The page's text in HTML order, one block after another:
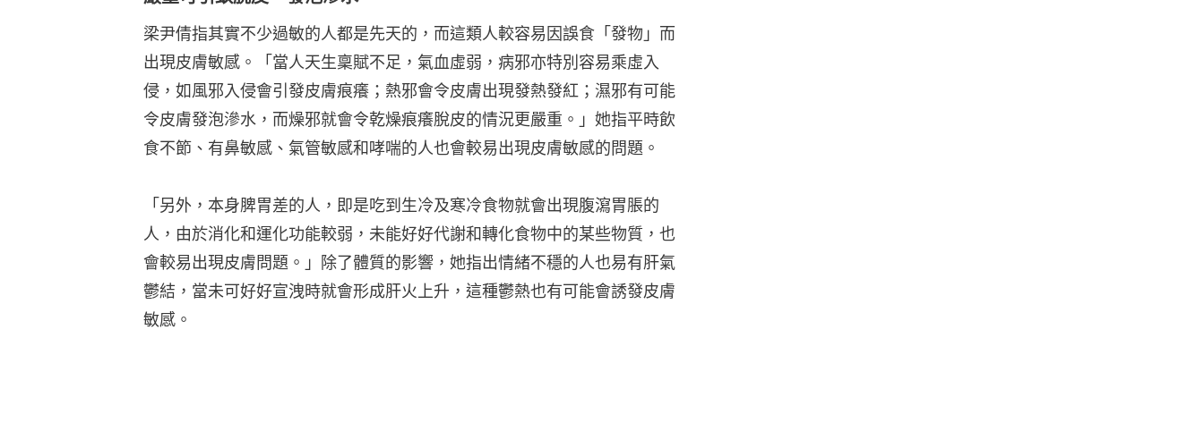
梁尹倩指其實不少過敏的人都是先天的，而這類人較容易因誤食「發物」而
出現皮膚敏感。「當人天生稟賦不足，氣血虛弱，病邪亦特別容易乘虛入
侵，如風邪入侵會引發皮膚痕癢；熱邪會令皮膚出現發熱發紅；濕邪有可能
令皮膚發泡滲水，而燥邪就會令乾燥痕癢脫皮的情況更嚴重。」她指平時飲
食不節、有鼻敏感、氣管敏感和哮喘的人也會較易出現皮膚敏感的問題。
「另外，本身脾胃差的人，即是吃到生冷及寒冷食物就會出現腹瀉胃脹的
人，由於消化和運化功能較弱，未能好好代謝和轉化食物中的某些物質，也
會較易出現皮膚問題。」除了體質的影響，她指出情緒不穩的人也易有肝氣
鬱結，當未可好好宣洩時就會形成肝火上升，這種鬱熱也有可能會誘發皮膚
敏感。